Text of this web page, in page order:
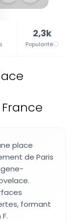
2,3k
Popularité
place
de Paris
formant